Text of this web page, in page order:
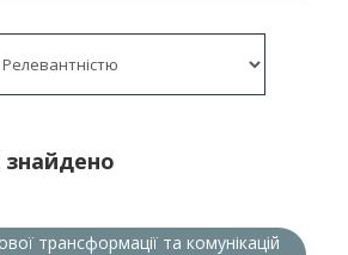
знайдено
трансформації та комунікацій